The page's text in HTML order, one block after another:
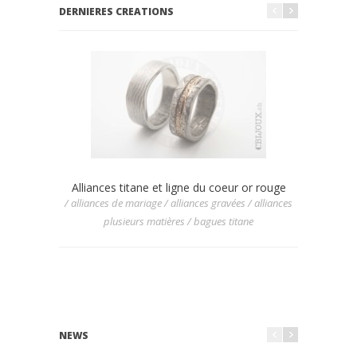
DERNIERES CREATIONS
Alliances titane et ligne du coeur or rouge
/ alliances de mariage / alliances gravées / alliances
plusieurs matières / bagues titane
NEWS